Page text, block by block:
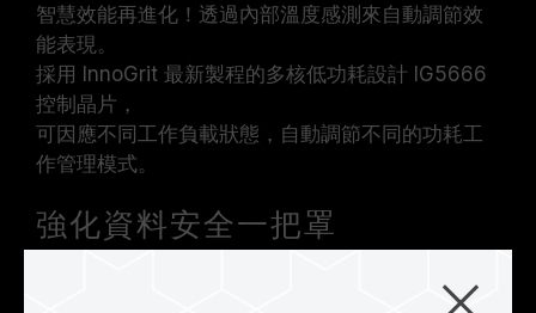
智慧效能再進化！透過內部溫度感測來自動調節效
能表現。
採用 InnoGrit 最新製程的多核低功耗設計 IG5666
控制晶片，
可因應不同工作負載狀態，自動調節不同的功耗工
作管理模式。
強化資料安全一把罩